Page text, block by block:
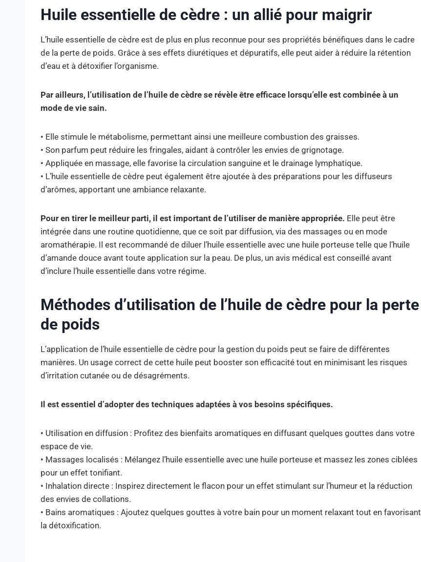
Huile essentielle de cèdre : un allié pour maigrir
L’huile essentielle de cèdre est de plus en plus reconnue pour ses propriétés bénéfiques dans le cadre
de la perte de poids. Grâce à ses effets diurétiques et dépuratifs, elle peut aider à réduire la rétention
d’eau et à détoxifier l’organisme.
Par ailleurs, l’utilisation de l’huile de cèdre se révèle être efficace lorsqu’elle est combinée à un
mode de vie sain.
• Elle stimule le métabolisme, permettant ainsi une meilleure combustion des graisses.
• Son parfum peut réduire les fringales, aidant à contrôler les envies de grignotage.
• Appliquée en massage, elle favorise la circulation sanguine et le drainage lymphatique.
• L’huile essentielle de cèdre peut également être ajoutée à des préparations pour les diffuseurs
d’arômes, apportant une ambiance relaxante.
Pour en tirer le meilleur parti, il est important de l’utiliser de manière appropriée. Elle peut être
intégrée dans une routine quotidienne, que ce soit par diffusion, via des massages ou en mode
aromathérapie. Il est recommandé de diluer l’huile essentielle avec une huile porteuse telle que l’huile
d’amande douce avant toute application sur la peau. De plus, un avis médical est conseillé avant
d’inclure l’huile essentielle dans votre régime.
Méthodes d’utilisation de l’huile de cèdre pour la perte
de poids
L’application de l’huile essentielle de cèdre pour la gestion du poids peut se faire de différentes
manières. Un usage correct de cette huile peut booster son efficacité tout en minimisant les risques
d’irritation cutanée ou de désagréments.
Il est essentiel d’adopter des techniques adaptées à vos besoins spécifiques.
• Utilisation en diffusion : Profitez des bienfaits aromatiques en diffusant quelques gouttes dans votre
espace de vie.
• Massages localisés : Mélangez l’huile essentielle avec une huile porteuse et massez les zones ciblées
pour un effet tonifiant.
• Inhalation directe : Inspirez directement le flacon pour un effet stimulant sur l’humeur et la réduction
des envies de collations.
• Bains aromatiques : Ajoutez quelques gouttes à votre bain pour un moment relaxant tout en favorisant
la détoxification.